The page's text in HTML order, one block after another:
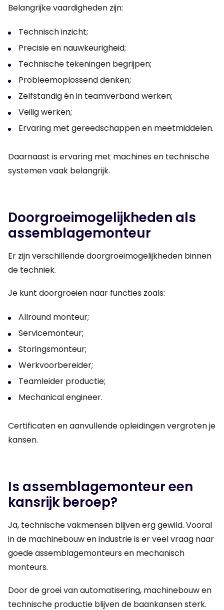
Belangrijke vaardigheden zijn:
Technisch inzicht;
Precisie en nauwkeurigheid;
Technische tekeningen begrijpen;
Probleemoplossend denken;
Zelfstandig én in teamverband werken;
Veilig werken;
Ervaring met gereedschappen en meetmiddelen.
Daarnaast is ervaring met machines en technische
systemen vaak belangrijk.
Doorgroeimogelijkheden als
assemblagemonteur
Er zijn verschillende doorgroeimogelijkheden binnen
de techniek.
Je kunt doorgroeien naar functies zoals:
Allround monteur;
Servicemonteur;
Storingsmonteur;
Werkvoorbereider;
Teamleider productie;
Mechanical engineer.
Certificaten en aanvullende opleidingen vergroten je
kansen.
Is assemblagemonteur een
kansrijk beroep?
Ja, technische vakmensen blijven erg gewild. Vooral
in de machinebouw en industrie is er veel vraag naar
goede assemblagemonteurs en mechanisch
monteurs.
Door de groei van automatisering, machinebouw en
technische productie blijven de baankansen sterk.